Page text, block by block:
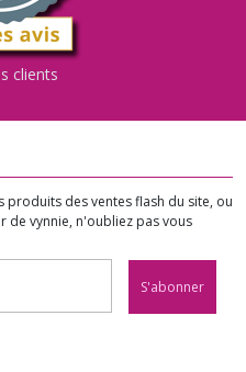
clients
des ventes flash du site, ou
de vynnie, n'oubliez pas vous
S'abonner